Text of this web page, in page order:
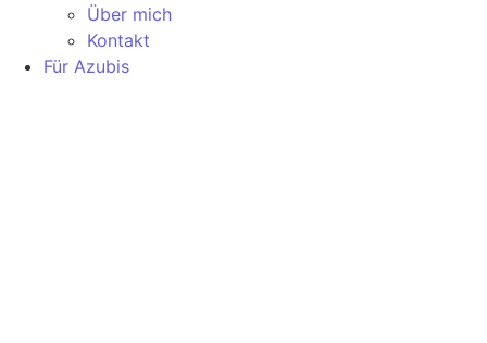
Über mich
Kontakt
Für Azubis